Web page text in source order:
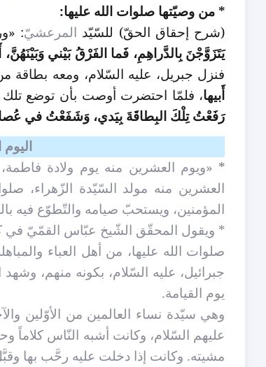
* من وصيّتها صلوات الله عليها:
(شرح إحقاق الحقّ) للسّيّد المرعشيّ:
يَتَزَوَّجْنَ بِالدَّراهِمِ، فَما الفَرْقُ بَيْني
فنزل جبريل، عليه السّلام، ومعه بطاقة
أَبيها، فلمّا احتضرت أوصت بأن توضع
رَفَعْتُ تِلْكَ البِطاقَةَ بِيَدي، وَشَفَعْتُ في
* «ويوم العشرين منه يوم ولادة
العشرين منه مولد السّيّدة الزّهراء،
المؤمنين، ويستحبّ صيامه والتّطوّع فيه
* ويقول المحقّق الشّيخ عبّاس القمّيّ في
صلوات الله عليها، من أهل العباء
جبرائيل، عليه السّلام، بكونه منهم،
يوم القيامة.
وهي سيّدة نساء العالمين من الأوّلين
عليهم السّلام، وكانت أشبه النّاس كلاماً
مشيته. وكانت إذا دخلت عليه رحَّب بها